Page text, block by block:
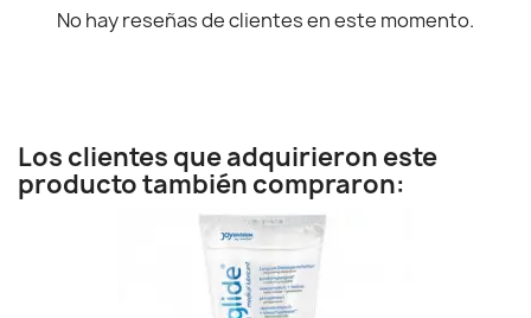
No hay reseñas de clientes en este momento.
Los clientes que adquirieron este
producto también compraron: